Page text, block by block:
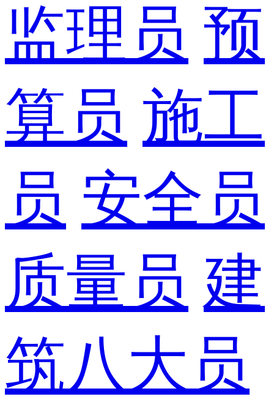
监理员 预
算员 施工
员 安全员
质量员 建
筑八大员